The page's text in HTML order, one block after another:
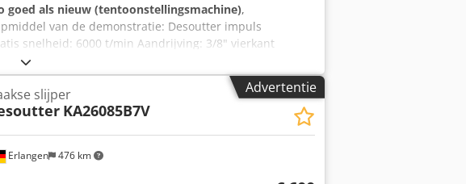
goed als nieuw (tentoonstellingsmachine),
van de demonstratie: Desoutter impuls
snelheid: 6000 t/min Aandrijving: 3/8" vierkant
7.0 in. Gewicht: 3.0 lb
Advertentie
Erlangen 476 km
slijper
KA26085B7V